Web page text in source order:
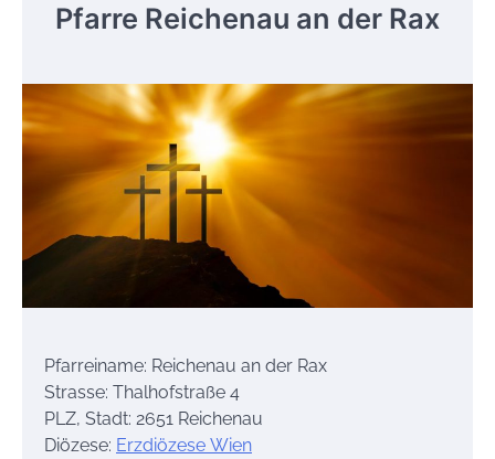
Pfarre Reichenau an der Rax
Pfarreiname: Reichenau an der Rax
Strasse: Thalhofstraße 4
PLZ, Stadt: 2651 Reichenau
Diözese: Erzdiözese Wien